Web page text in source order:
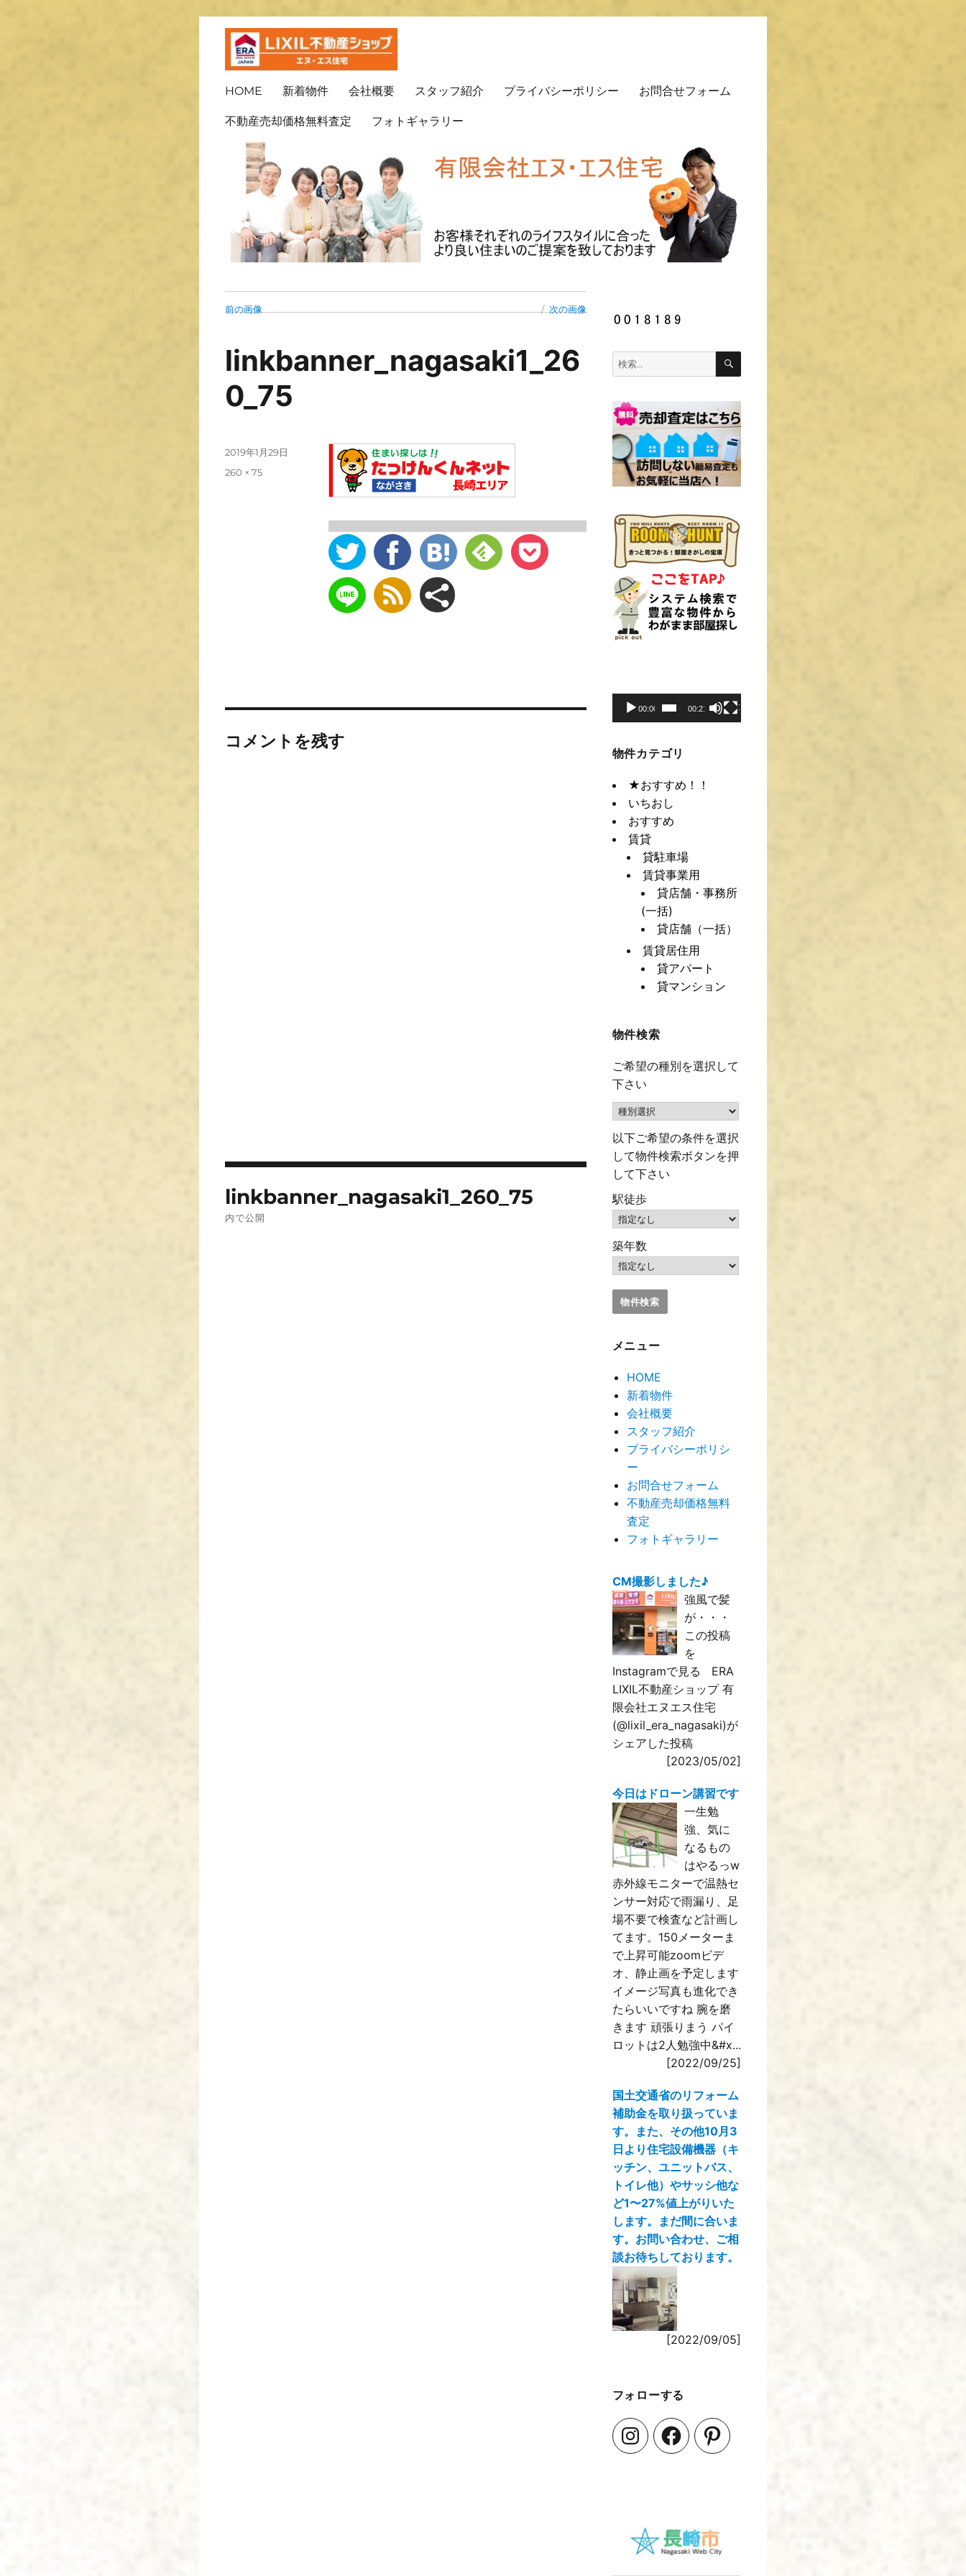
長崎の不動産はエヌ・エス住宅で！！
HOME 新着物件 会社概要 スタッフ紹介 プライバシーポリシー お問合せフォーム
不動産売却価格無料査定 フォトギャラリー
前の画像 次の画像
linkbanner_nagasaki1_26
0_75
2019年1月29日
260 × 75
コメントを残す
稿
linkbanner_nagasaki1_260_75
内で公開
画
レ
ー
ヤ
00:00 00:21
物件カテゴリ
★おすすめ！！
いちおし
おすすめ
賃貸
貸駐車場
賃貸事業用
貸店舗・事務所
(一括)
貸店舗（一括）
賃貸居住用
貸アパート
貸マンション
物件検索
ご希望の種別を選択して
下さい
以下ご希望の条件を選択
して物件検索ボタンを押
して下さい
駅徒歩
築年数
メニュー
HOME
新着物件
会社概要
スタッフ紹介
プライバシーポリシ
ー
お問合せフォーム
不動産売却価格無料
査定
フォトギャラリー
CM撮影しました♪
強風で髪
が・・・
この投稿
を
Instagramで見る ERA
LIXIL不動産ショップ 有
限会社エヌエス住宅
(@lixil_era_nagasaki)が
シェアした投稿
[2023/05/02]
今日はドローン講習です
一生勉
強、気に
なるもの
はやるっw
赤外線モニターで温熱セ
ンサー対応で雨漏り、足
場不要で検査など計画し
てます。150メーターま
で上昇可能zoomビデ
オ、静止画を予定します
イメージ写真も進化でき
たらいいですね 腕を磨
きます 頑張りまう パイ
ロットは2人勉強中&#x...
[2022/09/25]
国土交通省のリフォーム
補助金を取り扱っていま
す。また、その他10月3
日より住宅設備機器（キ
ッチン、ユニットバス、
トイレ他）やサッシ他な
ど1〜27%値上がりいた
します。まだ間に合いま
す。お問い合わせ、ご相
談お待ちしております。
[2022/09/05]
フォローする